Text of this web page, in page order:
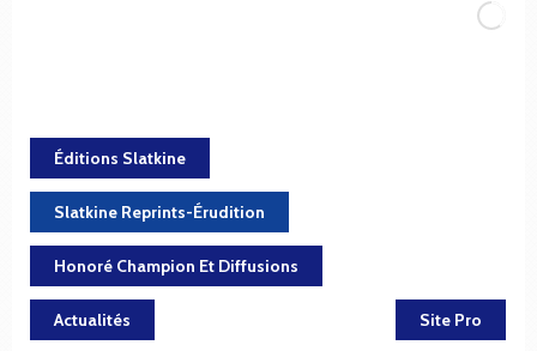
Éditions Slatkine
Slatkine Reprints-Érudition
Honoré Champion Et Diffusions
Actualités Site Pro